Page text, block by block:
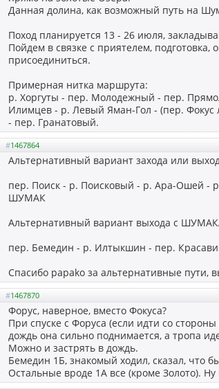
Данная долина, как возможный путь на
Поход планируется 13 - 26 июля,
Пойдем в связке с приятелем,
присоединиться.
Примерная нитка маршрута:
р. Хоргуты - пер. Молодежный - пер.
Илимцев - р. Левый Яман-Гол - (пер.
- пер. Гранатовый.
#1467864
Альтернативный вариант захода или
пер. Поиск - р. Поисковый - р. Ара-Ошей -
ШУМАК
Альтернативный вариант выхода с
пер. Бемедин - р. Илтыкшин - пер.
Спасибо papako за альтернативные пути,
#1467870
Форус, наверное, вместо Фокуса?
При спуске с Форуса (если идти со
дождь она сильно поднимается, а тропа
Можно и застрять в дождь.
Бемедин 1Б, знакомый ходил, сказал, что
Остальные вроде 1А все (кроме Золото).